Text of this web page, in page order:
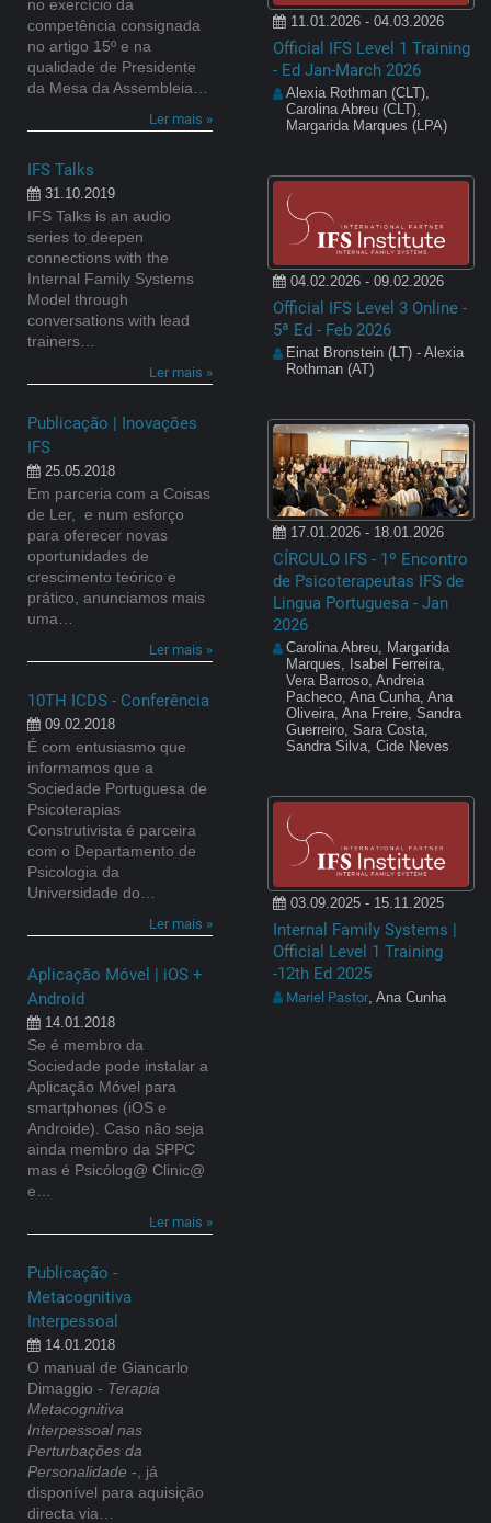
no exercício da
competência consignada
no artigo 15º e na
qualidade de Presidente
da Mesa da Assembleia…
Ler mais »
IFS Talks
31.10.2019
IFS Talks is an audio
series to deepen
connections with the
Internal Family Systems
Model through
conversations with lead
trainers…
Ler mais »
Publicação | Inovações
IFS
25.05.2018
Em parceria com a Coisas
de Ler, e num esforço
para oferecer novas
oportunidades de
crescimento teórico e
prático, anunciamos mais
uma…
Ler mais »
10TH ICDS - Conferência
09.02.2018
É com entusiasmo que
informamos que a
Sociedade Portuguesa de
Psicoterapias
Construtivista é parceira
com o Departamento de
Psicologia da
Universidade do…
Ler mais »
Aplicação Móvel | iOS +
Android
14.01.2018
Se é membro da
Sociedade pode instalar a
Aplicação Móvel para
smartphones (iOS e
Androide). Caso não seja
ainda membro da SPPC
mas é Psicólog@ Clinic@
e…
Ler mais »
Publicação -
Metacognitiva
Interpessoal
14.01.2018
O manual de Giancarlo
Dimaggio - Terapia
Metacognitiva
Interpessoal nas
Perturbações da
Personalidade -, já
disponível para aquisição
directa via…
11.01.2026 - 04.03.2026
Official IFS Level 1 Training
- Ed Jan-March 2026
Alexia Rothman (CLT),
Carolina Abreu (CLT),
Margarida Marques (LPA)
04.02.2026 - 09.02.2026
Official IFS Level 3 Online -
5ª Ed - Feb 2026
Einat Bronstein (LT) - Alexia
Rothman (AT)
17.01.2026 - 18.01.2026
CÍRCULO IFS - 1º Encontro
de Psicoterapeutas IFS de
Lingua Portuguesa - Jan
2026
Carolina Abreu, Margarida
Marques, Isabel Ferreira,
Vera Barroso, Andreia
Pacheco, Ana Cunha, Ana
Oliveira, Ana Freire, Sandra
Guerreiro, Sara Costa,
Sandra Silva, Cide Neves
03.09.2025 - 15.11.2025
Internal Family Systems |
Official Level 1 Training
-12th Ed 2025
Mariel Pastor , Ana Cunha